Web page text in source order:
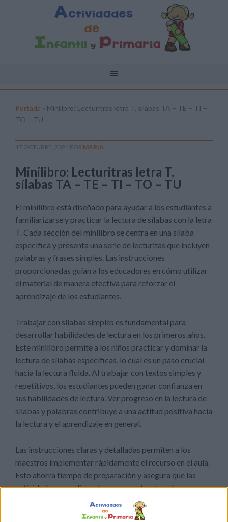
Portada » Minilibro: Lecturitras letra T, sílabas TA – TE – TI –
TO – TU
17 OCTUBRE, 2024 POR MARÍA
Minilibro: Lecturitras letra T,
sílabas TA – TE – TI – TO – TU
El minilibro está diseñado para ayudar a los estudiantes a
familiarizarse y practicar la lectura de sílabas con la letra
T. Cada sección del minilibro se centra en una sílaba
específica y presenta una serie de lecturitas que incluyen
palabras y frases simples. Las instrucciones
proporcionadas guían a los educadores en cómo utilizar
el material de manera efectiva para reforzar el
aprendizaje de los estudiantes.
Trabajar con sílabas simples es fundamental para
desarrollar habilidades de lectura en los primeros años.
Este minilibro permite a los niños practicar y dominar la
lectura de sílabas específicas, lo cual es un paso crucial
hacia la lectura fluida. Al trabajar con textos simples y
repetitivos, los estudiantes pueden ganar confianza en
sus habilidades de lectura. Ver progreso en la lectura de
sílabas y palabras contribuye a una actitud positiva hacia
la lectura y el aprendizaje en general.
Las instrucciones claras y detalladas permiten a los
maestros implementar rápidamente el recurso en el aula.
Esto ahorra tiempo de preparación y asegura que las
actividades se realicen de manera estructurada y
efectiva. Con su enfoque estructurado y sus
instrucciones detalladas, ofrece una manera accesible y